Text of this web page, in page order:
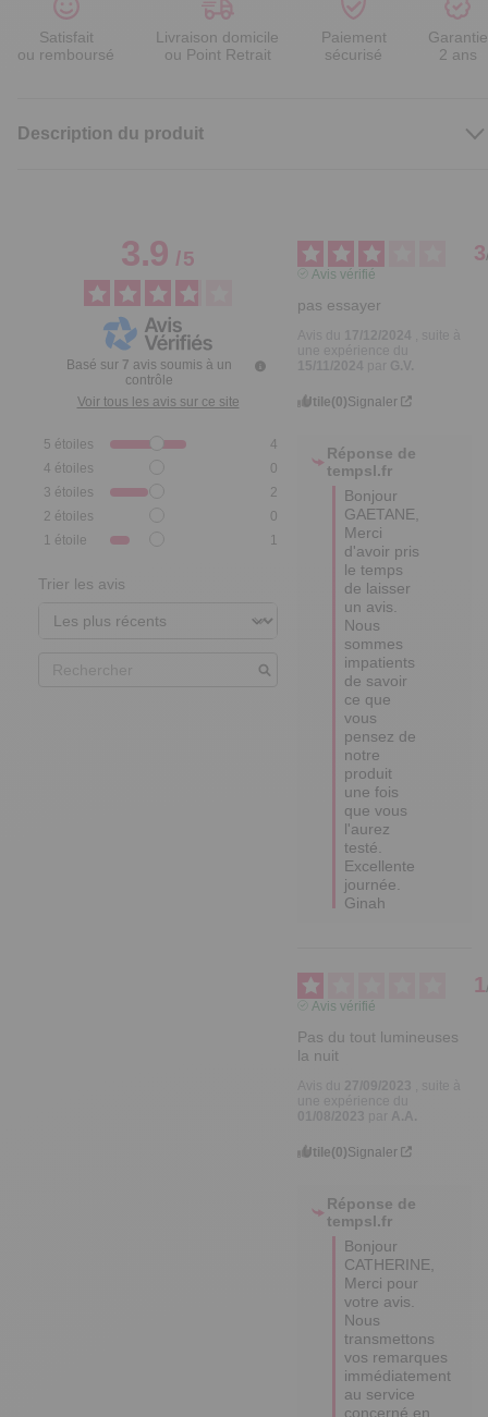
Satisfait
ou remboursé
Livraison domicile
ou Point Retrait
Paiement
sécurisé
Garantie
2 ans
Description du produit
3.9/5
Basé sur 7 avis soumis à un
contrôle
Voir tous les avis sur ce site
5 étoiles
4
4 étoiles
0
3 étoiles
2
2 étoiles
0
1 étoile 1
Trier les avis
3
Avis vérifié
pas essayer
Utile(0)Signaler
Réponse de
tempsl.fr
Bonjour
GAETANE,
Merci
d'avoir pris
le temps
de laisser
un avis.
Nous
sommes
impatients
de savoir
ce que
vous
pensez de
notre
produit
une fois
que vous
l'aurez
testé.
Excellente
journée.
Ginah
1
Avis vérifié
Pas du tout lumineuses
la nuit
27/09/2023
01/08/2023
A.A.
Utile(0)Signaler
Réponse de
tempsl.fr
Bonjour
CATHERINE,
Merci pour
votre avis.
Nous
transmettons
vos remarques
immédiatement
au service
concerné en